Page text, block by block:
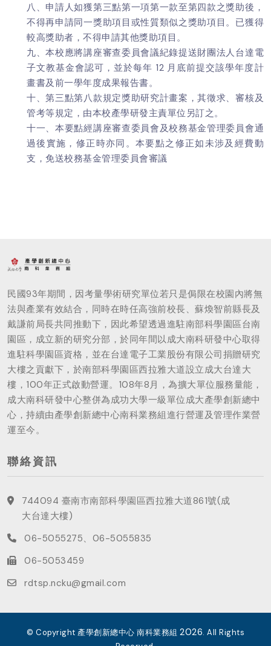
八、申請人如獲第三點第一項第一款至第四款之獎助後，
不得再申請同一獎助項目或性質類似之獎助項目。已獲得
較高獎助者，不得申請其他獎助項目。
九、本校應將講座審查委員會議紀錄提送財團法人台達電
子文教基金會認可，並於每年 12 月底前提交該學年度計
畫書及前一學年度成果報告書。
十、第三點第八款規定獎助研究計畫案，其徵求、審核及
管考等規定，由本校產學研發主責單位另訂之。
十一、本要點經講座審查委員會及校務基金管理委員會通
過後實施，修正時亦同。本要點之修正如未涉及經費動
支，免送校務基金管理委員會審議
民國93年期間，因考量學術研究單位若只是侷限在校園內將無
法與產業有效結合，同時在時任高強前校長、蘇煥智前縣長及
戴謙前局長共同推動下，因此希望透過進駐南部科學園區台南
園區，成立新的研究分部，於同年間以成大南科研發中心取得
進駐科學園區資格，並在台達電子工業股份有限公司捐贈研究
大樓之貢獻下，於南部科學園區西拉雅大道設立成大台達大
樓，100年正式啟動營運。108年8月，為擴大單位服務量能，
成大南科研發中心整併為成功大學一級單位成大產學創新總中
心，持續由產學創新總中心南科業務組進行營運及管理作業營
運至今。
聯絡資訊
744094 臺南市南部科學園區西拉雅大道861號(成
大台達大樓)
06-5055275、06-5055835
06-5053459
rdtsp.ncku@gmail.com
© Copyright 產學創新總中心 南科業務組 2026. All Rights